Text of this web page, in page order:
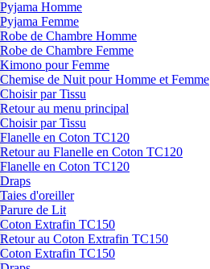
Pyjama Homme
Pyjama Femme
Robe de Chambre Homme
Robe de Chambre Femme
Kimono pour Femme
Chemise de Nuit pour Homme et Femme
Choisir par Tissu
Retour au menu principal
Choisir par Tissu
Flanelle en Coton TC120
Retour au Flanelle en Coton TC120
Flanelle en Coton TC120
Draps
Taies d'oreiller
Parure de Lit
Coton Extrafin TC150
Retour au Coton Extrafin TC150
Coton Extrafin TC150